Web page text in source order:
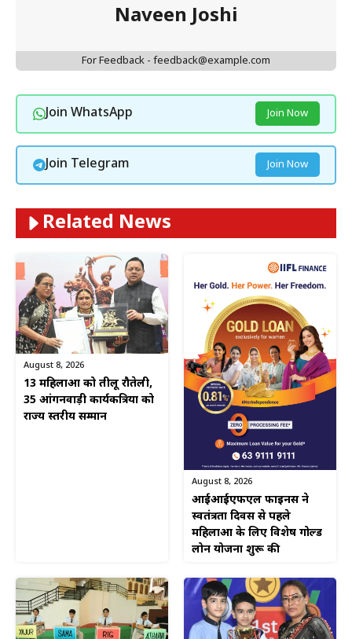
Naveen Joshi
For Feedback - feedback@example.com
Join WhatsApp Join Now
Join Telegram Join Now
Related News
August 8, 2026
13 महिलाओं को तीलू रौतेली,
35 आंगनवाड़ी कार्यकत्रियों को
राज्य स्तरीय सम्मान
August 8, 2026
आईआईएफएल फाइनेंस ने
स्वतंत्रता दिवस से पहले
महिलाओं के लिए विशेष गोल्ड
लोन योजना शुरू की